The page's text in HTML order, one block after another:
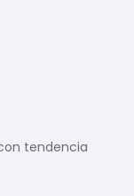
tendencia